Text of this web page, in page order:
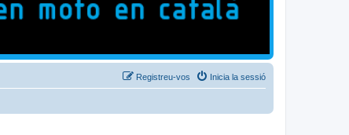
Inicia la sessió
Registreu-vos